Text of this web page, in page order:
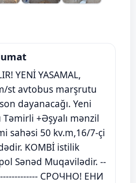
YENİ YASAMAL,
st avtobus marşrutu
dayanacağı. Yeni
+Əşyalı mənzil
sahəsi 50 kv.m,16/7-çi
KOMBİ istilik
Sənəd Muqavilədir. --
СРОЧНО! ЕНИ